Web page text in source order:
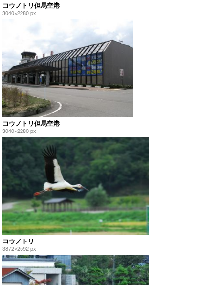
コウノトリ但馬空港
3040×2280 px
コウノトリ但馬空港
3040×2280 px
コウノトリ
3872×2592 px